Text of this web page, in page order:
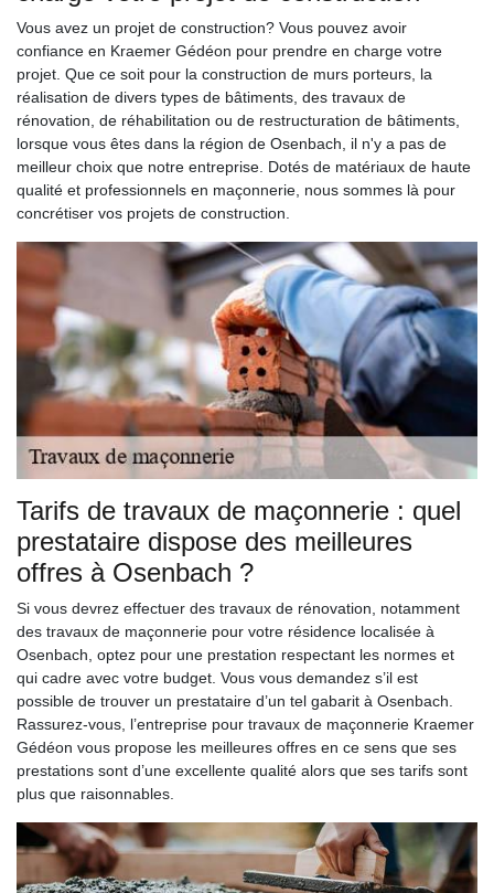
Vous avez un projet de construction? Vous pouvez avoir
confiance en Kraemer Gédéon pour prendre en charge votre
projet. Que ce soit pour la construction de murs porteurs, la
réalisation de divers types de bâtiments, des travaux de
rénovation, de réhabilitation ou de restructuration de bâtiments,
lorsque vous êtes dans la région de Osenbach, il n'y a pas de
meilleur choix que notre entreprise. Dotés de matériaux de haute
qualité et professionnels en maçonnerie, nous sommes là pour
concrétiser vos projets de construction.
Tarifs de travaux de maçonnerie : quel
prestataire dispose des meilleures
offres à Osenbach ?
Si vous devrez effectuer des travaux de rénovation, notamment
des travaux de maçonnerie pour votre résidence localisée à
Osenbach, optez pour une prestation respectant les normes et
qui cadre avec votre budget. Vous vous demandez s’il est
possible de trouver un prestataire d’un tel gabarit à Osenbach.
Rassurez-vous, l’entreprise pour travaux de maçonnerie Kraemer
Gédéon vous propose les meilleures offres en ce sens que ses
prestations sont d’une excellente qualité alors que ses tarifs sont
plus que raisonnables.